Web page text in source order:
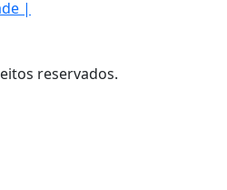
|
reservados.